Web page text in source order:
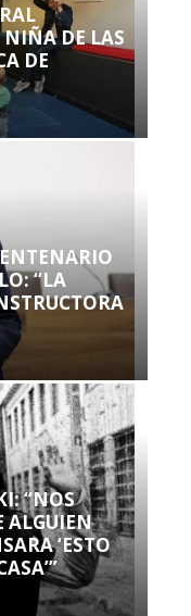
NIÑA DE LAS
DE
“LA
“NOS
ALGUIEN
‘ESTO